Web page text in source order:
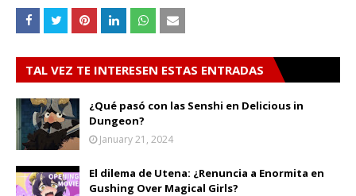
TAL VEZ TE INTERESEN ESTAS ENTRADAS
¿Qué pasó con las Senshi en Delicious in
Dungeon?
January 21, 2024
El dilema de Utena: ¿Renuncia a Enormita en
Gushing Over Magical Girls?